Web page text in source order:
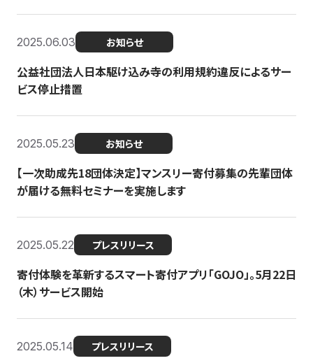
2025.06.03 お知らせ
公益社団法人日本駆け込み寺の利用規約違反によるサー
ビス停止措置
2025.05.23 お知らせ
【一次助成先18団体決定】マンスリー寄付募集の先輩団体
が届ける無料セミナーを実施します
2025.05.22 プレスリリース
寄付体験を革新するスマート寄付アプリ「GOJO」。5月22日
（木）サービス開始
2025.05.14 プレスリリース